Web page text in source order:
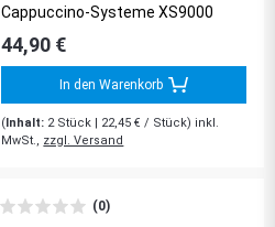
Cappuccino-Systeme XS9000
44,90 €
In den Warenkorb
(Inhalt: 2 Stück | 22,45 € / Stück) inkl.
MwSt., zzgl. Versand
(0)